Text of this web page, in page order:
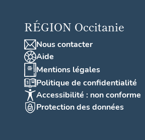
RÉGION Occitanie
Nous contacter
Aide
Mentions légales
Politique de confidentialité
Accessibilité : non conforme
Protection des données